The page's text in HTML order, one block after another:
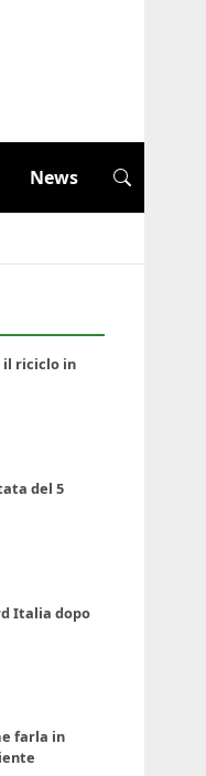
News
il riciclo in
del 5
Italia dopo
farla in